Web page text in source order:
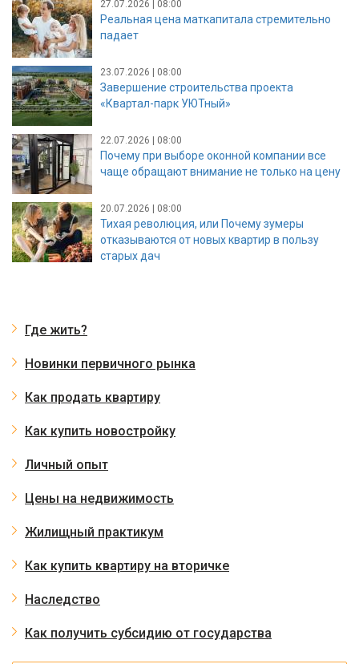
27.07.2026 | 08:00
Реальная цена маткапитала стремительно
падает
23.07.2026 | 08:00
Завершение строительства проекта
«Квартал-парк УЮТный»
22.07.2026 | 08:00
Почему при выборе оконной компании все
чаще обращают внимание не только на цену
20.07.2026 | 08:00
Тихая революция, или Почему зумеры
отказываются от новых квартир в пользу
старых дач
Где жить?
Новинки первичного рынка
Как продать квартиру
Как купить новостройку
Личный опыт
Цены на недвижимость
Жилищный практикум
Как купить квартиру на вторичке
Наследство
Как получить субсидию от государства